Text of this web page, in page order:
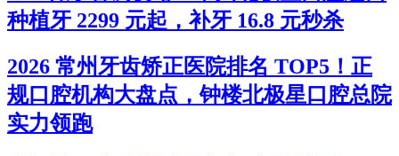
种植牙 2299 元起，补牙 16.8 元秒杀
2026 常州牙齿矫正医院排名 TOP5！正
规口腔机构大盘点，钟楼北极星口腔总院
实力领跑